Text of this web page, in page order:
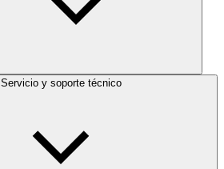
Servicio y soporte técnico